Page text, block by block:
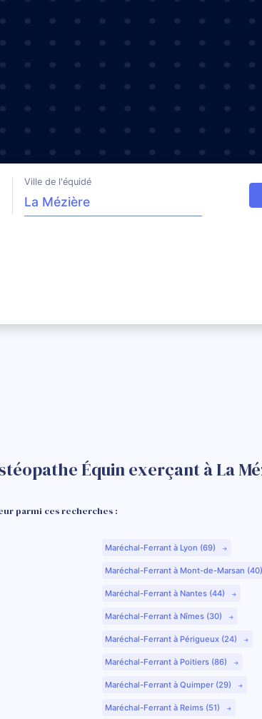
Ville de l'équidé
Équin exerçant à La
parmi ces recherches :
Maréchal-Ferrant à Lyon (69)
Maréchal-Ferrant à Mont-de-Marsan
Maréchal-Ferrant à Nantes (44)
Maréchal-Ferrant à Nîmes (30)
Maréchal-Ferrant à Périgueux (24)
Maréchal-Ferrant à Poitiers (86)
Maréchal-Ferrant à Quimper (29)
Maréchal-Ferrant à Reims (51)